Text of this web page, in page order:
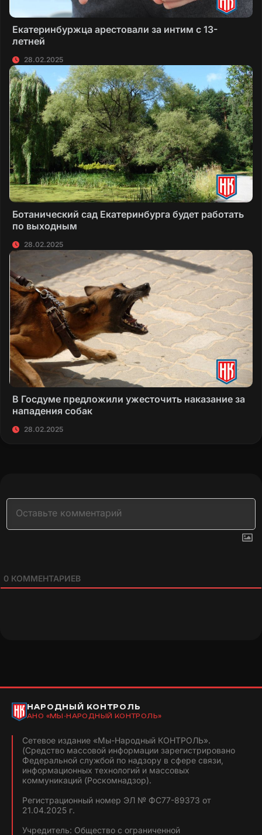
Екатеринбуржца арестовали за интим с 13-
летней
28.02.2025
Ботанический сад Екатеринбурга будет работать
по выходным
28.02.2025
В Госдуме предложили ужесточить наказание за
нападения собак
28.02.2025
0 КОММЕНТАРИЕВ
НАРОДНЫЙ КОНТРОЛЬ
АНО «МЫ-НАРОДНЫЙ КОНТРОЛЬ»
Сетевое издание «Мы-Народный КОНТРОЛЬ».
(Средство массовой информации зарегистрировано
Федеральной службой по надзору в сфере связи,
информационных технологий и массовых
коммуникаций (Роскомнадзор).
Регистрационный номер ЭЛ № ФС77-89373 от
21.04.2025 г.
Учредитель: Общество с ограниченной